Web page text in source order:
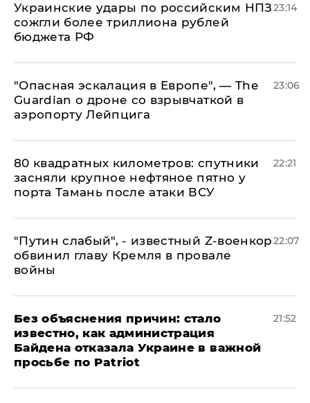
Украинские удары по российским НПЗ
сожгли более триллиона рублей
бюджета РФ
23:14
"Опасная эскалация в Европе", — The
Guardian о дроне со взрывчаткой в
аэропорту Лейпцига
23:06
80 квадратных километров: спутники
засняли крупное нефтяное пятно у
порта Тамань после атаки ВСУ
22:21
​"Путин слабый", - известный Z-военкор
обвинил главу Кремля в провале
войны
22:07
Без объяснения причин: стало
известно, как администрация
Байдена отказала Украине в важной
просьбе по Patriot
21:52